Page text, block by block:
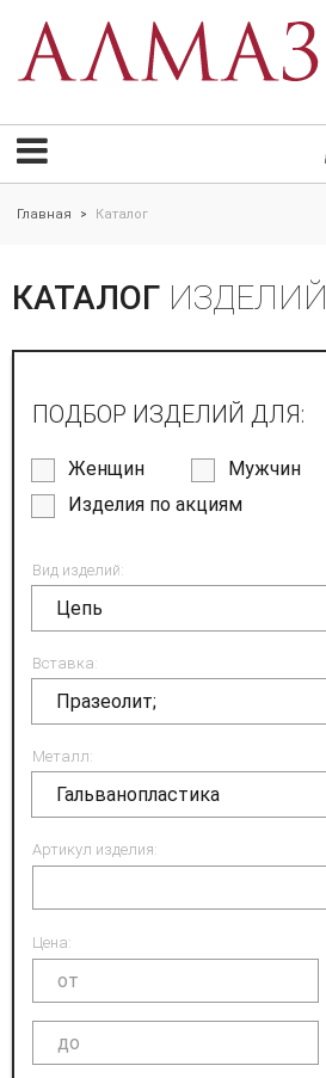
Главная > Каталог
КАТАЛОГ ИЗДЕЛИЙ
ПОДБОР ИЗДЕЛИЙ ДЛЯ:
Женщин Мужчин
Изделия по акциям
Вид изделий:
Цепь
Вставка:
Празеолит;
Металл:
Гальванопластика
Артикул изделия:
Цена: